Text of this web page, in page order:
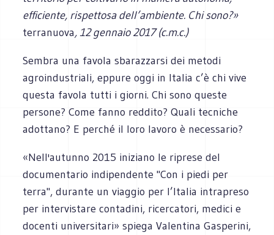
efficiente, rispettosa dell’ambiente. Chi sono?»
terranuova,12 gennaio 2017 (c.m.c.)
Sembra una favola sbarazzarsi dei metodi
agroindustriali, eppure oggi in Italia c’è chi vive
questa favola tutti i giorni. Chi sono queste
persone? Come fanno reddito? Quali tecniche
adottano? E perché il loro lavoro è necessario?
«Nell'autunno 2015 iniziano le riprese del
documentario indipendente "Con i piedi per
terra", durante un viaggio per l’Italia intrapreso
per intervistare contadini, ricercatori, medici e
docenti universitari» spiega Valentina Gasperini,